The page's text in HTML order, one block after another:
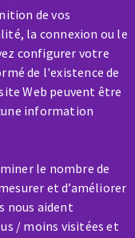
de vos
la connexion ou le
configurer votre
de l'existence de
Web peuvent être
information
le nombre de
et d’améliorer
nous aident
/ moins visitées et
panne ?